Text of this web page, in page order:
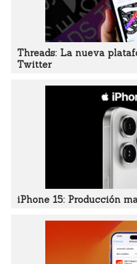
Threads: La nueva
Twitter
iPhone 15: Producción